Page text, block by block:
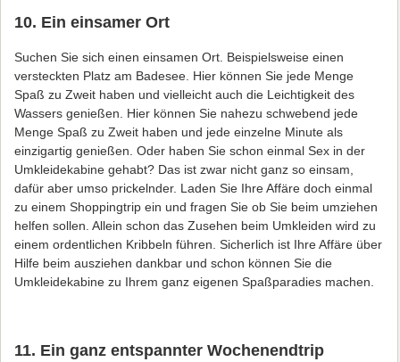
10. Ein einsamer Ort
Suchen Sie sich einen einsamen Ort. Beispielsweise einen
versteckten Platz am Badesee. Hier können Sie jede Menge
Spaß zu Zweit haben und vielleicht auch die Leichtigkeit des
Wassers genießen. Hier können Sie nahezu schwebend jede
Menge Spaß zu Zweit haben und jede einzelne Minute als
einzigartig genießen. Oder haben Sie schon einmal Sex in der
Umkleidekabine gehabt? Das ist zwar nicht ganz so einsam,
dafür aber umso prickelnder. Laden Sie Ihre Affäre doch einmal
zu einem Shoppingtrip ein und fragen Sie ob Sie beim umziehen
helfen sollen. Allein schon das Zusehen beim Umkleiden wird zu
einem ordentlichen Kribbeln führen. Sicherlich ist Ihre Affäre über
Hilfe beim ausziehen dankbar und schon können Sie die
Umkleidekabine zu Ihrem ganz eigenen Spaßparadies machen.
11. Ein ganz entspannter Wochenendtrip